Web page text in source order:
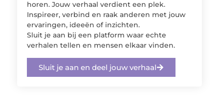
horen. Jouw verhaal verdient een plek.
Inspireer, verbind en raak anderen met jouw
ervaringen, ideeën of inzichten.
Sluit je aan bij een platform waar echte
verhalen tellen en mensen elkaar vinden.
Sluit je aan en deel jouw verhaal